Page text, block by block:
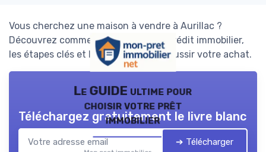
Vous cherchez une maison à vendre à Aurillac ?
Découvrez comment fonctionne le crédit immobilier,
les étapes clés et les conseils pour réussir votre achat.
Le GUIDE ultime pour
choisir votre prêt
immobilier
Téléchargez gratuitement le livre blanc
➔ Télécharger